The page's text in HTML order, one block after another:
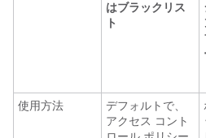
はブラックリス
ト
使用方法
デフォルトで、
アクセス コント